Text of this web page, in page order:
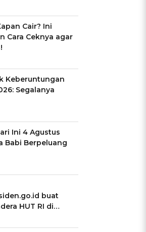
Cair? Ini
Cara Ceknya agar
Keberuntungan
Segalanya
Ini 4 Agustus
Babi Berpeluang
buat
HUT RI di